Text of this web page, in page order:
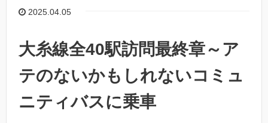
2025.04.05
大糸線全40駅訪問最終章～ア
テのないかもしれないコミュ
ニティバスに乗車